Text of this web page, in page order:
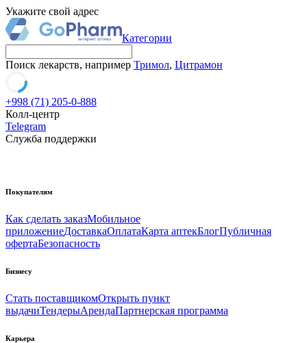
Укажите свой адрес
Категории
Поиск лекарств, например Тримол, Цитрамон
+998 (71) 205-0-888
Колл-центр
Telegram
Служба поддержки
Покупателям
Как сделать заказМобильное
приложениеДоставкаОплатаКарта аптекБлогПубличная
офертаБезопасность
Бизнесу
Стать поставщикомОткрыть пункт
выдачиТендерыАрендаПартнерская программа
Карьера